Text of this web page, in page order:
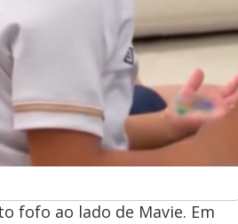
fofo ao lado de Mavie. Em